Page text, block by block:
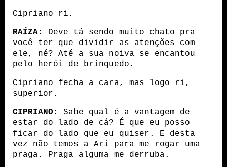
Cipriano ri.
RAÍZA:
Deve tá sendo muito chato pra
você ter que dividir as atenções com
ele, né? Até a sua noiva se encantou
pelo herói de brinquedo.
Cipriano fecha a cara, mas logo ri,
superior.
CIPRIANO:
Sabe qual é a vantagem de
estar do lado de cá? É que eu posso
ficar do lado que eu quiser. E desta
vez não temos a Ari para me rogar uma
praga. Praga alguma me derruba.